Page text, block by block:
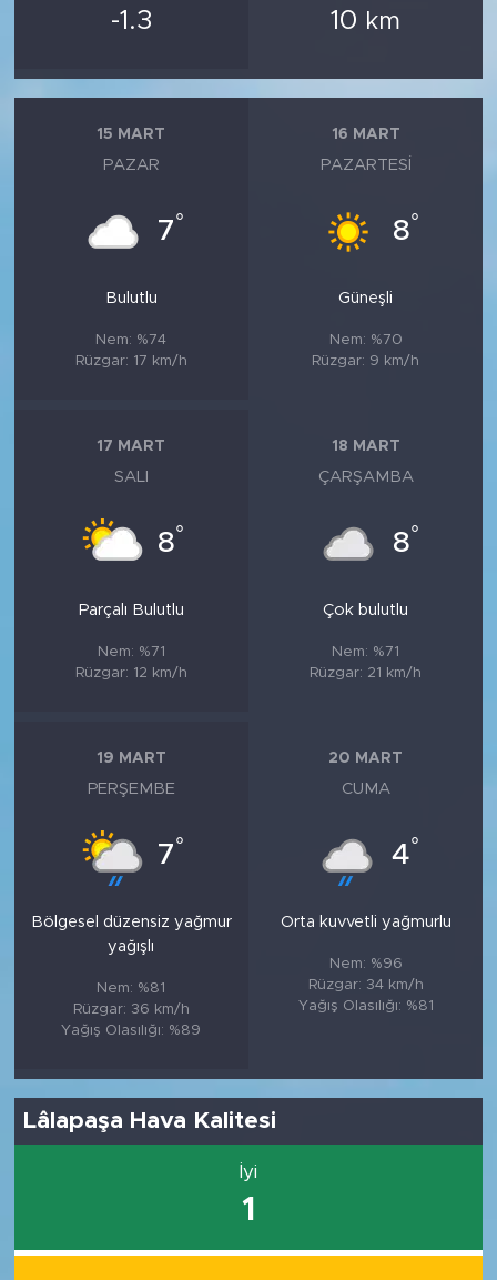
-1.3 10 km
15 MART
PAZAR
7°
Bulutlu
Nem: %74
Rüzgar: 17 km/h
16 MART
PAZARTESI
8°
Güneşli
Nem: %70
Rüzgar: 9 km/h
17 MART
SALI
8°
Parçalı Bulutlu
Nem: %71
Rüzgar: 12 km/h
18 MART
ÇARŞAMBA
8°
Çok bulutlu
Nem: %71
Rüzgar: 21 km/h
19 MART
PERŞEMBE
7°
Bölgesel düzensiz yağmur
yağışlı
Nem: %81
Rüzgar: 36 km/h
Yağış Olasılığı: %89
20 MART
CUMA
4°
Orta kuvvetli yağmurlu
Nem: %96
Rüzgar: 34 km/h
Yağış Olasılığı: %81
Lâlapaşa Hava Kalitesi
İyi
1